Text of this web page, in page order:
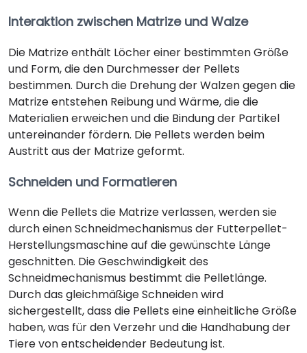
Interaktion zwischen Matrize und Walze
Die Matrize enthält Löcher einer bestimmten Größe
und Form, die den Durchmesser der Pellets
bestimmen. Durch die Drehung der Walzen gegen die
Matrize entstehen Reibung und Wärme, die die
Materialien erweichen und die Bindung der Partikel
untereinander fördern. Die Pellets werden beim
Austritt aus der Matrize geformt.
Schneiden und Formatieren
Wenn die Pellets die Matrize verlassen, werden sie
durch einen Schneidmechanismus der Futterpellet-
Herstellungsmaschine auf die gewünschte Länge
geschnitten. Die Geschwindigkeit des
Schneidmechanismus bestimmt die Pelletlänge.
Durch das gleichmäßige Schneiden wird
sichergestellt, dass die Pellets eine einheitliche Größe
haben, was für den Verzehr und die Handhabung der
Tiere von entscheidender Bedeutung ist.